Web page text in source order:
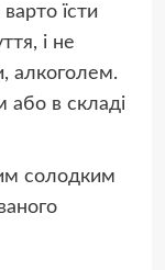
їсти
і не
алкоголем.
в складі
солодким